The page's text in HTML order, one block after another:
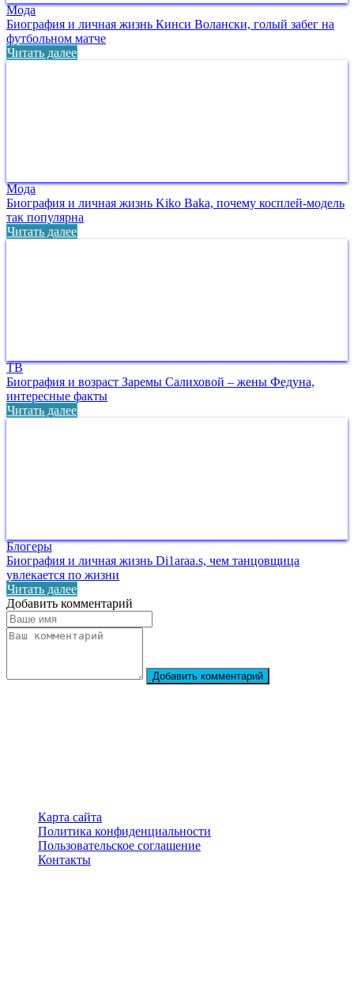
Мода
Биография и личная жизнь Кинси Волански, голый забег на
футбольном матче
Читать далее
Мода
Биография и личная жизнь Kiko Baka, почему косплей-модель
так популярна
Читать далее
ТВ
Биография и возраст Заремы Салиховой – жены Федуна,
интересные факты
Читать далее
Блогеры
Биография и личная жизнь Di1araa.s, чем танцовщица
увлекается по жизни
Читать далее
Добавить комментарий
Добавить комментарий
Карта сайта
Политика конфиденциальности
Пользовательское соглашение
Контакты